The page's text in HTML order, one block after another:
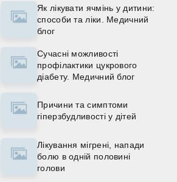
Як лікувати ячмінь у дитини:
способи та ліки. Медичний
блог
Сучасні можливості
профілактики цукрового
діабету. Медичний блог
Причини та симптоми
гіперзбудливості у дітей
Лікування мігрені, напади
болю в одній половині
голови